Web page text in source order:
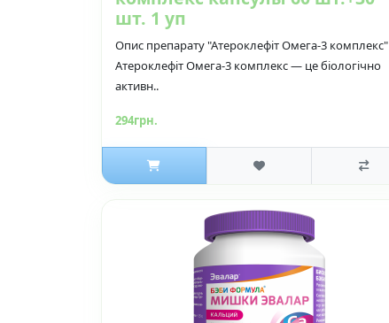
шт. 1 уп
Опис препарату "Атероклефіт Омега-3 комплекс"
Атероклефіт Омега-3 комплекс — це біологічно
активн..
294грн.